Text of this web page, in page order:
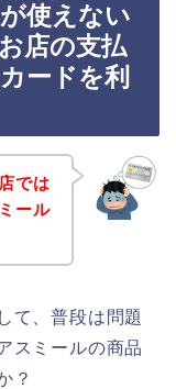
使えない
店の支払
ードを利
では
ール
て、普段は問題
スミールの商品
？